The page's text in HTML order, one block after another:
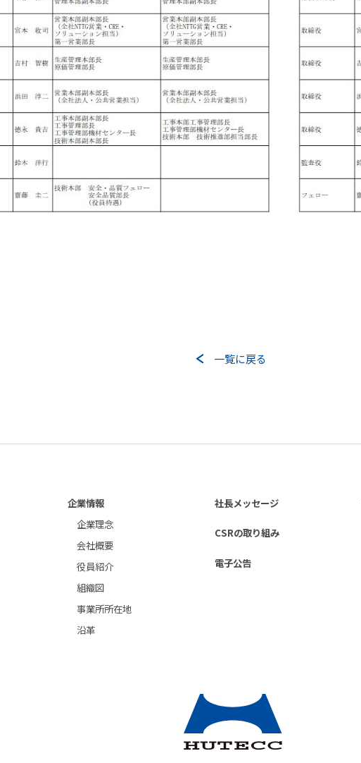
沿革
社長メッセージ
CSRの取り組み
電子公告
協力会社向け情報
書式ダウンロード（安全衛生管理規則掲載）
一覧に戻る
企業情報
企業理念
会社概要
役員紹介
組織図
事業所所在地
沿革
社長メッセージ
CSRの取り組み
電子公告